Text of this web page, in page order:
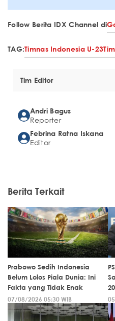
Follow Berita IDX Channel di
TAG:Timnas Indonesia U-23
Tim Editor
Andri Bagus
Reporter
Febrina Ratna Iskana
Editor
Berita Terkait
Prabowo Sedih Indonesia
Belum Lolos Piala Dunia: Ini
Fakta yang Tidak Enak
07/08/2026 05:30 WIB